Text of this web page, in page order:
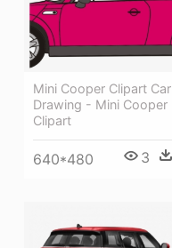
Mini Cooper Clipart Car
Drawing - Mini Cooper
Clipart
640*480 3